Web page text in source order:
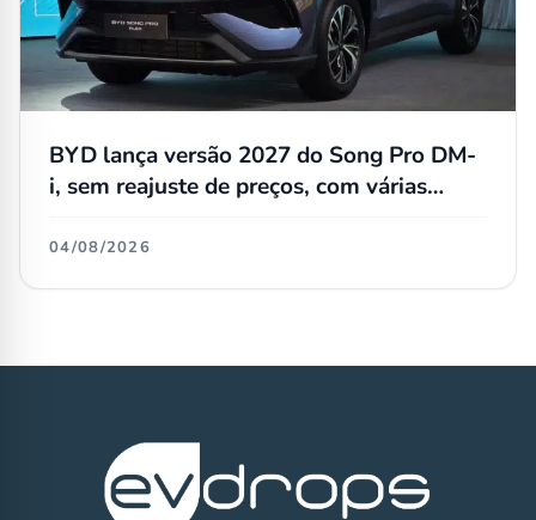
BYD lança versão 2027 do Song Pro DM-
i, sem reajuste de preços, com várias
04/08/2026